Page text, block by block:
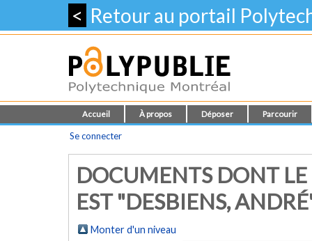
< Retour au portail
Accueil À propos Déposer Parcourir
Se connecter
DOCUMENTS DONT
EST "DESBIENS, ANDRÉ
Monter d'un niveau